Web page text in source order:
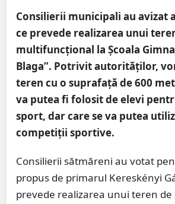
Consilierii municipali au avizat
ce prevede realizarea unui
multifuncțional la Școala
Blaga”. Potrivit autorităților,
teren cu o suprafață de 600
va putea fi folosit de elevi
sport, dar care se va putea
competiții sportive.
Consilierii sătmăreni au votat
propus de primarul Kereskényi
prevede realizarea unui teren de